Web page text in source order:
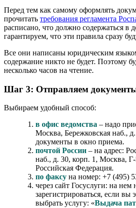
Перед тем как самому оформлять
прочитать требования регламента
расписано, что должно содержаться в
гарантируем, что эти правила сразу
Все они написаны юридическим
содержание никто не будет. Поэтому
несколько часов на чтение.
Шаг 3: Отправляем
Выбираем удобный способ:
в офис ведомства – надо
Москва, Бережковская наб.,
документы в окно приема.
почтой России – на адрес:
наб., д. 30, корп. 1, Москва,
Российская Федерация.
по факсу на номер: +7 (495)
через сайт Госуслуги: на нем
зарегистрироваться, если вы
выбрать услугу: «Выдача